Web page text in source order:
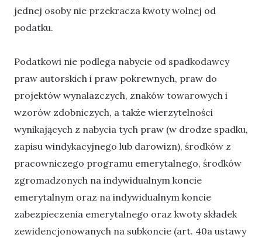
jednej osoby nie przekracza kwoty wolnej od
podatku.
Podatkowi nie podlega nabycie od spadkodawcy
praw autorskich i praw pokrewnych, praw do
projektów wynalazczych, znaków towarowych i
wzorów zdobniczych, a także wierzytelności
wynikających z nabycia tych praw (w drodze spadku,
zapisu windykacyjnego lub darowizn), środków z
pracowniczego programu emerytalnego, środków
zgromadzonych na indywidualnym koncie
emerytalnym oraz na indywidualnym koncie
zabezpieczenia emerytalnego oraz kwoty składek
zewidencjonowanych na subkoncie (art. 40a ustawy